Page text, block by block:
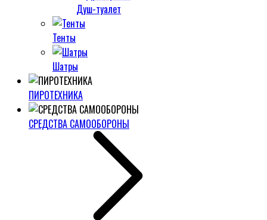
Душ-туалет
Тенты
Шатры
ПИРОТЕХНИКА
СРЕДСТВА САМООБОРОНЫ